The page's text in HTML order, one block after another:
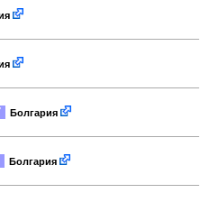
Болгария
Болгария